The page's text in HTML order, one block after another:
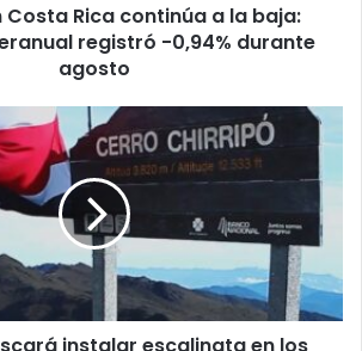
Costa Rica continúa a la baja:
registró -0,94% durante
agosto
instalar escalinata en los